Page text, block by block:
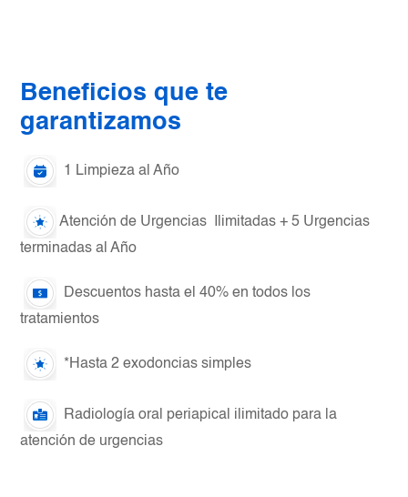
Beneficios que te
garantizamos
1 Limpieza al Año
Atención de Urgencias Ilimitadas + 5 Urgencias
terminadas al Año
Descuentos hasta el 40% en todos los
tratamientos
*Hasta 2 exodoncias simples
Radiología oral periapical ilimitado para la
atención de urgencias